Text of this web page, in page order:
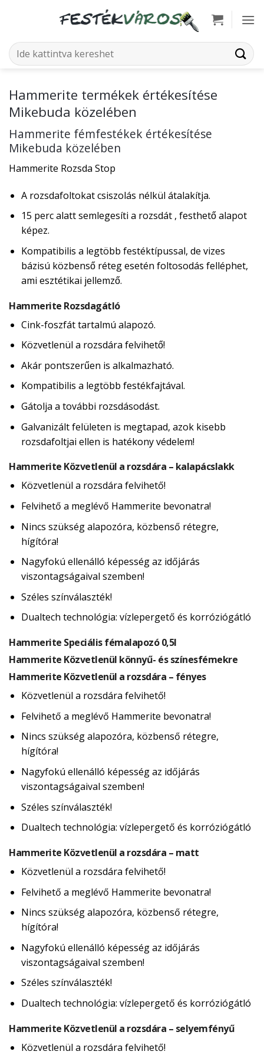
Keresés
a
Hammerite termékek értékesítése
Mikebuda közelében
Hammerite fémfestékek értékesítése
Mikebuda közelében
Hammerite Rozsda Stop
A rozsdafoltokat csiszolás nélkül átalakítja.
15 perc alatt semlegesíti a rozsdát , festhető alapot
képez.
Kompatibilis a legtöbb festéktípussal, de vizes
bázisú közbenső réteg esetén foltosodás felléphet,
ami esztétikai jellemző.
Hammerite Rozsdagátló
Cink-foszfát tartalmú alapozó.
Közvetlenül a rozsdára felvihető!
Akár pontszerűen is alkalmazható.
Kompatibilis a legtöbb festékfajtával.
Gátolja a további rozsdásodást.
Galvanizált felületen is megtapad, azok kisebb
rozsdafoltjai ellen is hatékony védelem!
Hammerite Közvetlenül a rozsdára – kalapácslakk
Közvetlenül a rozsdára felvihető!
Felvihető a meglévő Hammerite bevonatra!
Nincs szükség alapozóra, közbenső rétegre,
hígítóra!
Nagyfokú ellenálló képesség az időjárás
viszontagságaival szemben!
Széles színválaszték!
Dualtech technológia: vízlepergető és korróziógátló
Hammerite Speciális fémalapozó 0,5l
Hammerite Közvetlenül könnyű- és színesfémekre
Hammerite Közvetlenül a rozsdára – fényes
Közvetlenül a rozsdára felvihető!
Felvihető a meglévő Hammerite bevonatra!
Nincs szükség alapozóra, közbenső rétegre,
hígítóra!
Nagyfokú ellenálló képesség az időjárás
viszontagságaival szemben!
Széles színválaszték!
Dualtech technológia: vízlepergető és korróziógátló
Hammerite Közvetlenül a rozsdára – matt
Közvetlenül a rozsdára felvihető!
Felvihető a meglévő Hammerite bevonatra!
Nincs szükség alapozóra, közbenső rétegre,
hígítóra!
Nagyfokú ellenálló képesség az időjárás
viszontagságaival szemben!
Széles színválaszték!
Dualtech technológia: vízlepergető és korróziógátló
Hammerite Közvetlenül a rozsdára – selyemfényű
Közvetlenül a rozsdára felvihető!